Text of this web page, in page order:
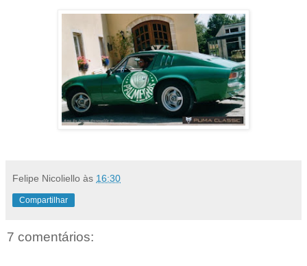
Felipe Nicoliello às 16:30
Compartilhar
7 comentários: